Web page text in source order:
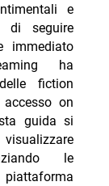
e
orari
puntata
2×11
e
di seguire
immediato
ha
fiction
on
guida si
le